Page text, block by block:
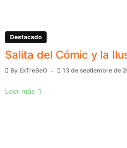
Destacado
Salita del Cómic y la
By ExTreBeO 13 de septiembre de
Leer más